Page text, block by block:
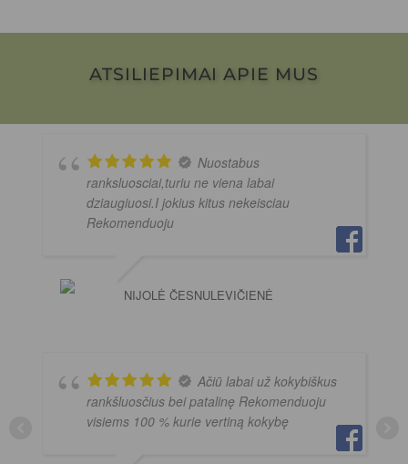
ATSILIEPIMAI APIE MUS
Nuostabus
ranksluosciai,turiu ne viena labai
dziaugiuosi.I jokius kitus nekeisciau
Rekomenduoju
NIJOLĖ ČESNULEVIČIENĖ
Ačiū labai už kokybiškus
rankšluosčius bei patalinę Rekomenduoju
visiems 100 % kurie vertiną kokybę